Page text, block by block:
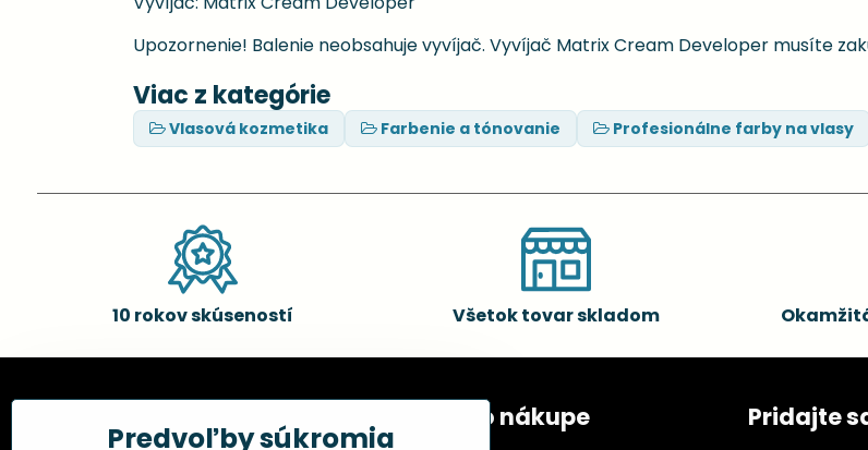
Upozornenie! Balenie neobsahuje vyvíjač. Vyvíjač Matrix Cream Developer musíte
Viac z kategórie
Vlasová kozmetika Farbenie a tónovanie Profesionálne farby na vlasy
10 rokov skúseností Všetok tovar skladom
Kadernícke potreby, s.r.o. Všetko o nákupe Pridajte
Predvoľby súkromia